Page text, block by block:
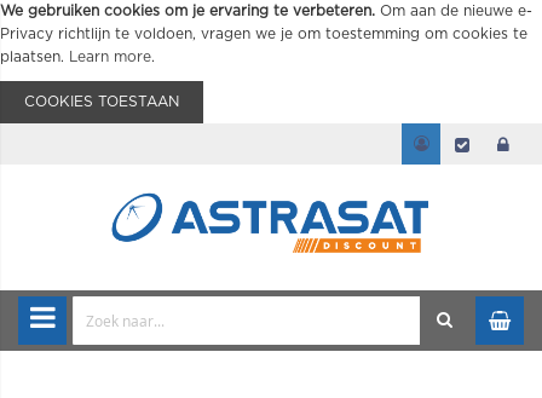
We gebruiken cookies om je ervaring te verbeteren. Om aan de nieuwe e-
Privacy richtlijn te voldoen, vragen we je om toestemming om cookies te
plaatsen.
Learn more.
COOKIES TOESTAAN